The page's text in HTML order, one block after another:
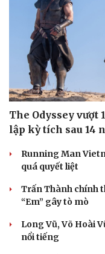
The Odyssey vượt
lập kỳ tích sau 14
Running Man
quá quyết liệt
Trấn Thành chính
“Em” gây tò mò
Long Vũ, Võ Hoài
nổi tiếng